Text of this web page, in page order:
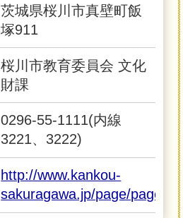
茨城県桜川市真壁町飯
塚911
桜川市教育委員会 文化
財課
0296-55-1111(内線
3221、3222)
http://www.kankou-
sakuragawa.jp/page/